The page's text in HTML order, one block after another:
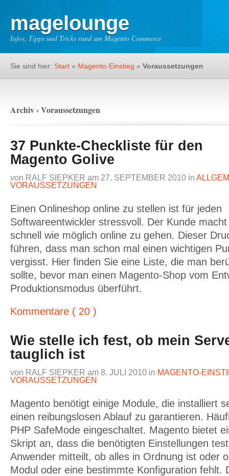
magelounge
Infos, Tipps und Tricks rund um Magento Commerce
Sie sind hier: Start » Magento-Einstieg » Voraussetzungen
Archiv › Voraussetzungen
37 Punkte-Checkliste für den
Magento Golive
von RALF SIEPKER am 27. SEPTEMBER 2010 in
VORAUSSETZUNGEN
Einen Onlineshop online zu stellen ist für jeden
Softwareentwickler stressvoll. Der Kunde
schnell wie möglich online zu gehen. Dieser
führen, dass man schon mal einen wichtigen
vergisst. Hier finden Sie eine Liste, die man
sollte, bevor man einen Magento-Shop vom
Produktionsmodus überführt.
Kommentare ( 20 )
Wie stelle ich fest, ob mein
tauglich ist
von RALF SIEPKER am 8. JULI 2010 in MAGENTO-
VORAUSSETZUNGEN
Magento benötigt einige Module, die installiert
einen reibungslosen Ablauf zu garantieren.
PHP SafeMode eingeschaltet. Magento bietet
Skript an, dass die benötigten Einstellungen
Anwender mitteilt, ob alles in Ordnung ist oder
Modul oder eine bestimmte Konfiguration fehlt.